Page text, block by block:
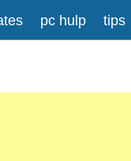
pc hulp tips
over
naar links